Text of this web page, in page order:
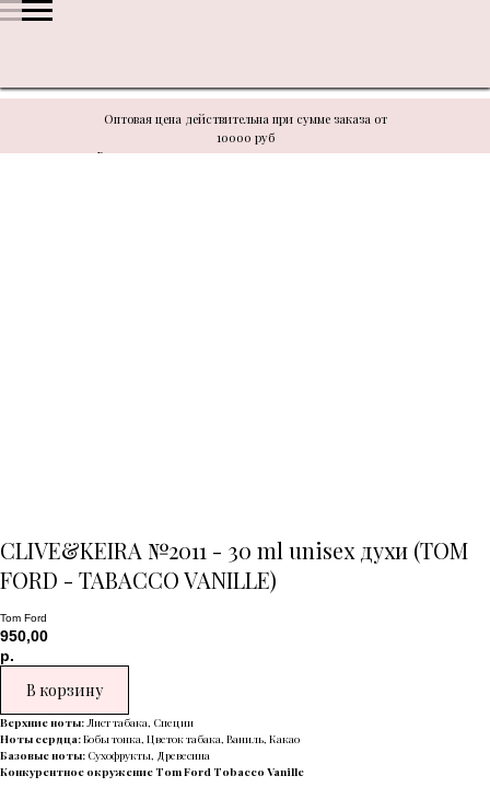
Оптовая цена действительна при сумме заказа от
10000 руб
В связи с техническими моментами цену уточнять у
CLIVE&KEIRA №2011 - 30 ml unisex духи (TOM
FORD - TABACCO VANILLE)
Tom Ford
950,00
р.
В корзину
Верхние ноты: Лист табака, Специи
Ноты сердца:Бобы тонка, Цветок табака, Ваниль, Какао
Базовые ноты: Сухофрукты, Древесина
Конкурентное окружение Tom Ford Tobacco Vanille